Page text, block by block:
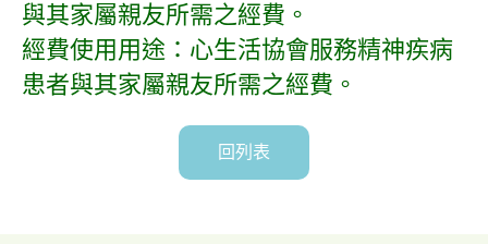
與其家屬親友所需之經費。
經費使用用途：心生活協會服務精神疾病
患者與其家屬親友所需之經費。
回列表